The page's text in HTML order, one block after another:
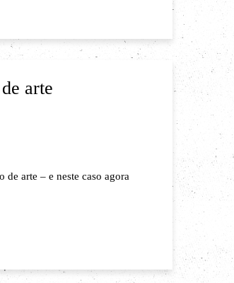
arte
arte – e neste caso agora